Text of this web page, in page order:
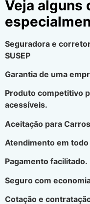
Veja alguns
Seguradora e
SUSEP
Garantia de uma
Produto competitivo
acessíveis.
Aceitação para
Atendimento em
Pagamento facilitado.
Seguro com
Cotação e